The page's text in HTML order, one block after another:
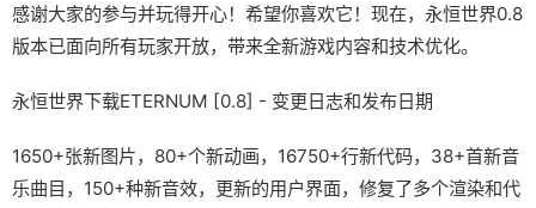
感谢大家的参与并玩得开心！希望你喜欢它！现在，永恒世界0.8
版本已面向所有玩家开放，带来全新游戏内容和技术优化。
永恒世界下载ETERNUM [0.8] - 变更日志和发布日期
1650+张新图片，80+个新动画，16750+行新代码，38+首新音
乐曲目，150+种新音效，更新的用户界面，修复了多个渲染和代